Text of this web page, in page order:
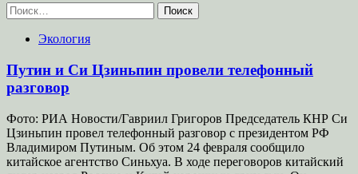
Найти:
Экология
Путин и Си Цзиньпин провели телефонный
разговор
Фото: РИА Новости/Гавриил Григоров Председатель КНР Си
Цзиньпин провел телефонный разговор с президентом РФ
Владимиром Путиным. Об этом 24 февраля сообщило
китайское агентство Синьхуа. В ходе переговоров китайский